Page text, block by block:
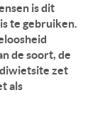
is dit
te gebruiken.
de soort, de
zet
als